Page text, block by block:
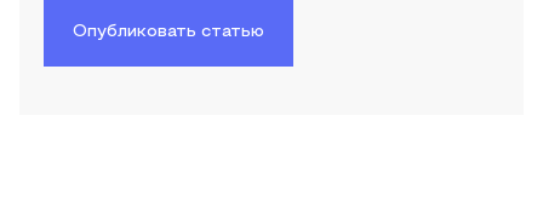
Опубликовать статью